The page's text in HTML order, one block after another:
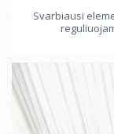
Svarbiausi